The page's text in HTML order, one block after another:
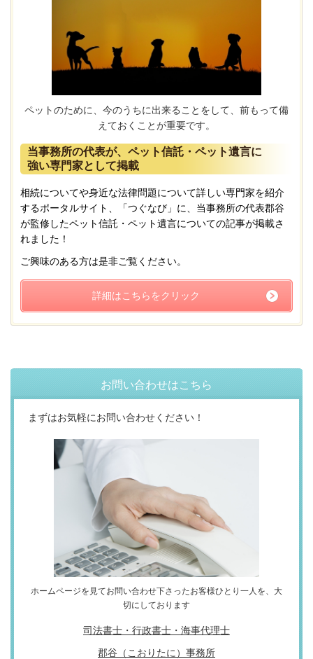
ペットのために、今のうちに出来ることをして、前もって備
えておくことが重要です。
当事務所の代表が、ペット信託・ペット遺言に
強い専門家として掲載
相続についてや身近な法律問題について詳しい専門家を紹介
するポータルサイト、「つぐなび」に、当事務所の代表郡谷
が監修したペット信託・ペット遺言についての記事が掲載さ
れました！
ご興味のある方は是非ご覧ください。
詳細はこちらをクリック
お問い合わせはこちら
まずはお気軽にお問い合わせください！
ホームページを見てお問い合わせ下さったお客様ひとり一人を、大
切にしております
司法書士・行政書士・海事代理士
郡谷（こおりたに）事務所